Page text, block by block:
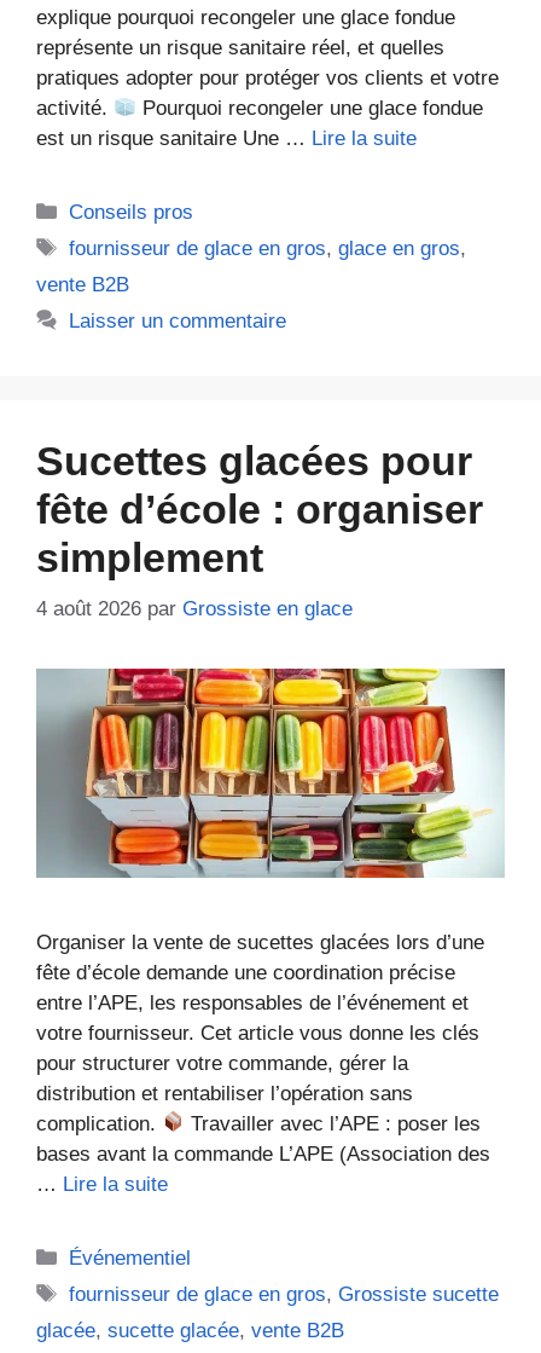
explique pourquoi recongeler une glace fondue
représente un risque sanitaire réel, et quelles
pratiques adopter pour protéger vos clients et votre
activité.
Pourquoi recongeler une glace fondue
est un risque sanitaire Une … Lire la suite
Catégories
Conseils pros
Étiquettes
fournisseur de glace en gros,glace en gros,
vente B2B
Laisser un commentaire
Sucettes glacées pour
fête d’école : organiser
simplement
4 août 2026 par Grossiste en glace
Organiser la vente de sucettes glacées lors d’une
fête d’école demande une coordination précise
entre l’APE, les responsables de l’événement et
votre fournisseur. Cet article vous donne les clés
pour structurer votre commande, gérer la
distribution et rentabiliser l’opération sans
complication.
Travailler avec l’APE : poser les
bases avant la commande L’APE (Association des
… Lire la suite
Catégories
Événementiel
Étiquettes
fournisseur de glace en gros,Grossiste sucette
glacée, sucette glacée, vente B2B